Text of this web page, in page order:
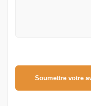
Soumettre votre